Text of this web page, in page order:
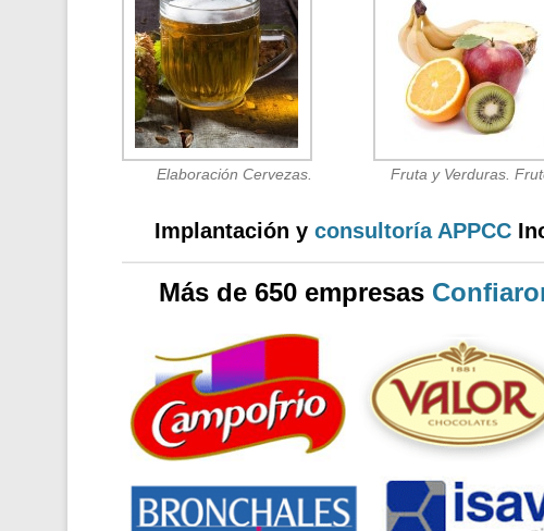
Elaboración Cervezas. Fruta y Verduras.
Implantación y consultoría APPCC
Más de 650 empresas